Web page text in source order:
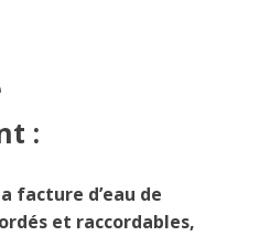
:
facture d’eau de
et raccordables,